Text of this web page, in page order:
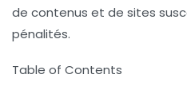
de contenus et de sites
pénalités.
Table of Contents